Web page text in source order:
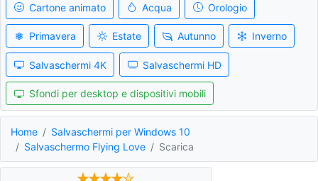
Cartone animato Acqua Orologio
Primavera Estate Autunno Inverno
Salvaschermi 4K Salvaschermi HD
Sfondi per desktop e dispositivi mobili
Home
Salvaschermi per Windows 10
Salvaschermo Flying Love
Scarica